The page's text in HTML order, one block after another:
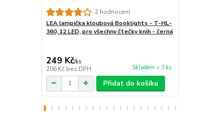
2 hodnocení
LEA lampička kloubová Booklights - T-HL-
360, 12 LED, pro všechny čtečky knih - černá
249 Kč/ks
206 Kč bez DPH Skladem > 3 ks
Přidat do košíku